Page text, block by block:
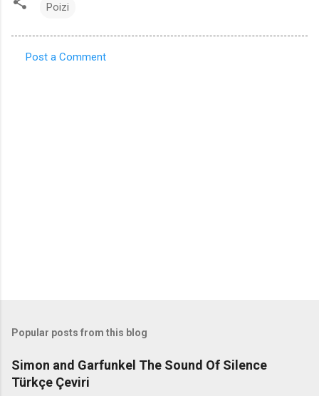
Poizi
Post a Comment
Popular posts from this blog
Simon and Garfunkel The Sound Of Silence
Türkçe Çeviri